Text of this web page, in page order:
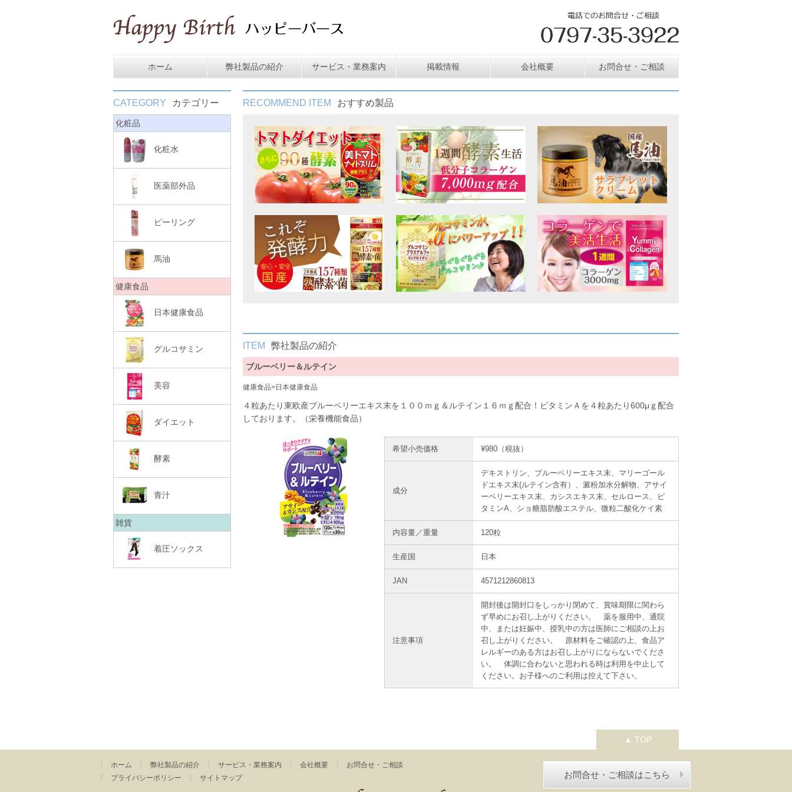
ホーム 弊社製品の紹介 サービス・業務案内 掲載情報 会社概要 お問合せ・ご相談
RECOMMEND ITEM おすすめ製品
ITEM 弊社製品の紹介
ブルーベリー＆ルテイン
健康食品>日本健康食品
４粒あたり東欧産ブルーベリーエキス末を１００ｍｇ＆ルテイン１６ｍｇ配合！ビタミンＡを４粒あたり600μｇ配合
しております。（栄養機能食品）
希望小売価格 ¥980（税抜）
成分
デキストリン、ブルーベリーエキス末、マリーゴール
ドエキス末(ルテイン含有）、澱粉加水分解物、アサイ
ーベリーエキス末、カシスエキス末、セルロース、ビ
タミンA、ショ糖脂肪酸エステル、微粒二酸化ケイ素
内容量／重量 120粒
生産国 日本
JAN 4571212860813
注意事項
開封後は開封口をしっかり閉めて、賞味期限に関わら
ず早めにお召し上がりください。 薬を服用中、通院
中、または妊娠中、授乳中の方は医師にご相談の上お
召し上がりください。 原材料をご確認の上、食品ア
レルギーのある方はお召し上がりにならないでくださ
い。 体調に合わないと思われる時は利用を中止して
ください。お子様へのご利用は控えて下さい。
CATEGORY カテゴリー
化粧品
化粧水
医薬部外品
ピーリング
馬油
健康食品
日本健康食品
グルコサミン
美容
ダイエット
酵素
青汁
雑貨
着圧ソックス
▲ TOP
ホーム 弊社製品の紹介 サービス・業務案内 会社概要
お問合せ・ご相談
プライバシーポリシー
サイトマップ お問合せ・ご相談はこちら